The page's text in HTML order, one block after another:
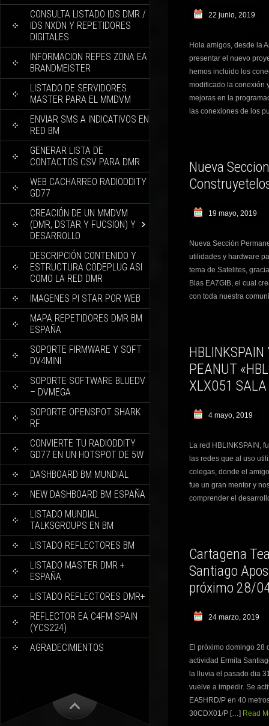
CONSULTA LISTADO IDS DMR /
IDS NXDN Y REPETIDORES
DIGITALES
INFORMACION REPES ZONA EA
BRANDMEISTER
LISTADO DE SERVIDORES
MASTER PARA EL MMDVM
ENVIAR SMS A INDICATIVOS EN
RED BM
GENERAR LISTA DE
CONTACTOS CSV PARA DMR
WEB CACHARREO RADIODDITY
GD77
CREACIÓN DE UN MMDVM
(DMR, DSTAR Y FUCSION) Y
DESARROLLO
DESCRIPCIÓN CONTENIDO Y
ESTRUCTURA CODEPLUG ASI
COMO LA RED DMR
IMAGENES PI STAR POR WEB
MAPA REPETIDORES DMR BM
ESPAÑA
SOPORTE FIRMWARE Y SOFT
DV4MINI
SOPORTE SOFTWARE BLUEDV
– DVMEGA
SOPORTE OPENSPOT SHARK
RF
CONVIERTE TU RADIODDITY
GD77 EN UN HOTSPOT DE 5W
DASHBOARD BM MUNDIAL
NEW DASHBOARD BM ESPAÑA
LISTADO MUNDIAL
TALKSGROUPS EN BM
LISTADO REFLECTORES BM
LISTADO MASTER DMR +
ESPAÑA
LISTADO REFLECTORES DMR+
REFLECTOR EA C4FM SPAIN
(YCS224)
AGRADECIMIENTOS
22 junio, 2019
Hola amigos, desde la
presentar el nuevo
hemos incluido los
modificado la conexión
mejoras en la
las conexiones de los
Nueva
19 mayo, 2019
Nueva Sección
utilidades y hardware
tema de Satelites,
Blas EA7GIB, el cual
con toda nuestra
PEANUT
XLX051
4 mayo, 2019
La red HBLINKSPAIN,
las redes que al uso
colegas, donde el
fue un gran mentor y
comprender el
Cartagena
Santiago
próximo 28/
24 marzo, 2019
El próximo domingo 28
actividad Ermita
la lluvia el pasado dia
vuelve a impedir. Se
EA5HRD/P en 40
30CDX01/P […] Read